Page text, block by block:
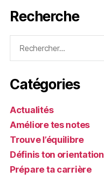
Recherche
Catégories
Actualités
Améliore tes notes
Trouve l’équilibre
Définis ton orientation
Prépare ta carrière